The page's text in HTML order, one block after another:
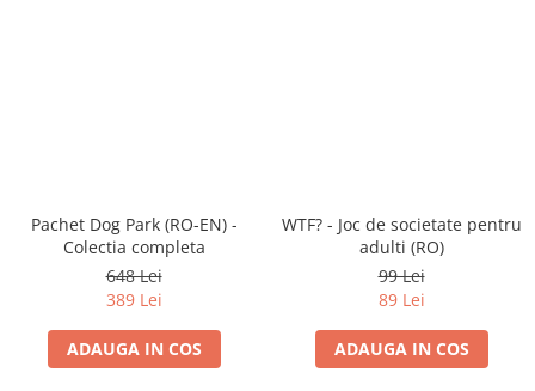
Pachet Dog Park (RO-EN) -
Colectia completa
648 Lei
389 Lei
ADAUGA IN COS
WTF? - Joc de societate pentru
adulti (RO)
99 Lei
89 Lei
ADAUGA IN COS